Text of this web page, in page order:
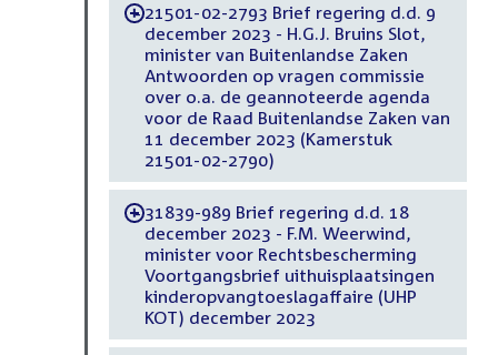
-21501-02-2793 Brief regering d.d. 9
december 2023 - H.G.J. Bruins Slot,
minister van Buitenlandse Zaken
Antwoorden op vragen commissie
over o.a. de geannoteerde agenda
voor de Raad Buitenlandse Zaken van
11 december 2023 (Kamerstuk
21501-02-2790)
-31839-989 Brief regering d.d. 18
december 2023 - F.M. Weerwind,
minister voor Rechtsbescherming
Voortgangsbrief uithuisplaatsingen
kinderopvangtoeslagaffaire (UHP
KOT) december 2023